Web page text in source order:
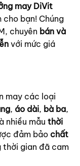
may DiVit
bạn! Chúng
chuyên bán và
với mức giá
may các loại
, áo dài, bà ba,
nhiều mẫu thời
đảm bảo chất
gian đã cam